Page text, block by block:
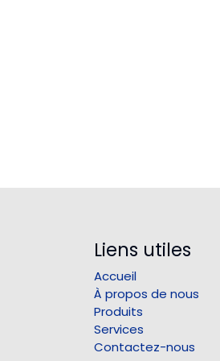
Liens utiles
Accueil
À propos de nous
Produits
Services
Contactez-nous